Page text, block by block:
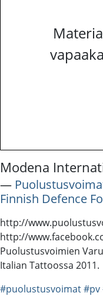
Modena
―
Finnish Defence
http://
http://
Puolustusvoimien
Italian Tattoossa 2011.
#puolustusvoimat#pv